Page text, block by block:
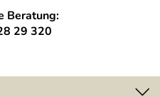
Beratung:
29 320